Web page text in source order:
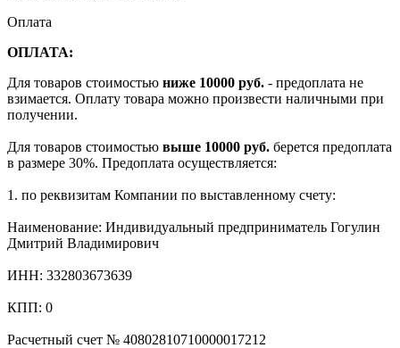
Оплата
ОПЛАТА:
Для товаров стоимостью ниже 10000 руб. - предоплата не
взимается. Оплату товара можно произвести наличными при
получении.
Для товаров стоимостью выше 10000 руб. берется предоплата
в размере 30%. Предоплата осуществляется:
1. по реквизитам Компании по выставленному счету:
Наименование: Индивидуальный предприниматель Гогулин
Дмитрий Владимирович
ИНН: 332803673639
КПП: 0
Расчетный счет № 40802810710000017212